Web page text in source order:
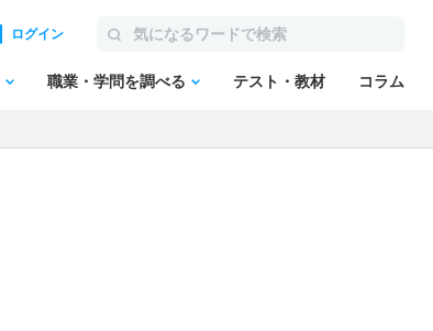
ログイン
職業・学問を調べる テスト・教材 コラム